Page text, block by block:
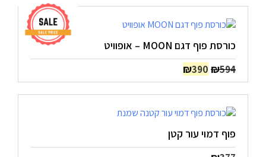
כורסת פוף דגם MOON – אופוויט
₪594
המחיר
המקורי
היה:
₪594.
₪390
הנוכחי
הוא:
₪390.
פוף דמוי עור קטן